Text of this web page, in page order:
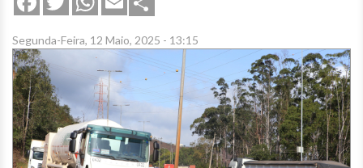
Segunda-Feira, 12 Maio, 2025 - 13:15